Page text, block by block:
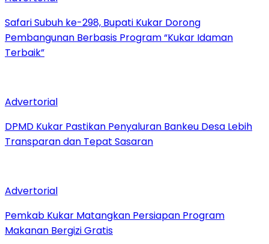
Safari Subuh ke-298, Bupati Kukar Dorong
Pembangunan Berbasis Program “Kukar Idaman
Terbaik”
Advertorial
DPMD Kukar Pastikan Penyaluran Bankeu Desa Lebih
Transparan dan Tepat Sasaran
Advertorial
Pemkab Kukar Matangkan Persiapan Program
Makanan Bergizi Gratis